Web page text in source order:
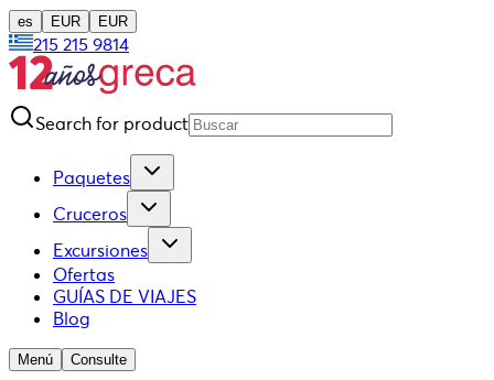
es EUR EUR
215 215 9814
Search for product
Paquetes
Cruceros
Excursiones
Ofertas
GUÍAS DE VIAJES
Blog
Menú Consulte